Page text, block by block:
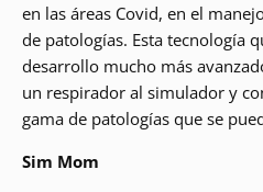
en las áreas Covid, en el
de patologías. Esta tecnología
desarrollo mucho más
un respirador al simulador y
gama de patologías que se
Sim Mom